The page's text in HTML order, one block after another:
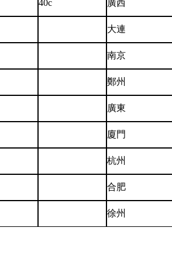
40c 廣西
大連
南京
鄭州
廣東
廈門
杭州
合肥
徐州